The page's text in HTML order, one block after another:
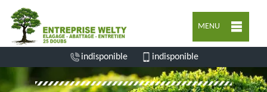
MENU
indisponible indisponible